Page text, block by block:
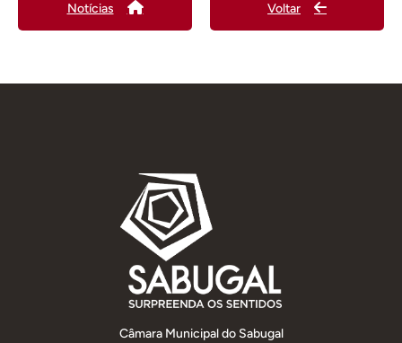
Notícias Voltar
Câmara Municipal do Sabugal